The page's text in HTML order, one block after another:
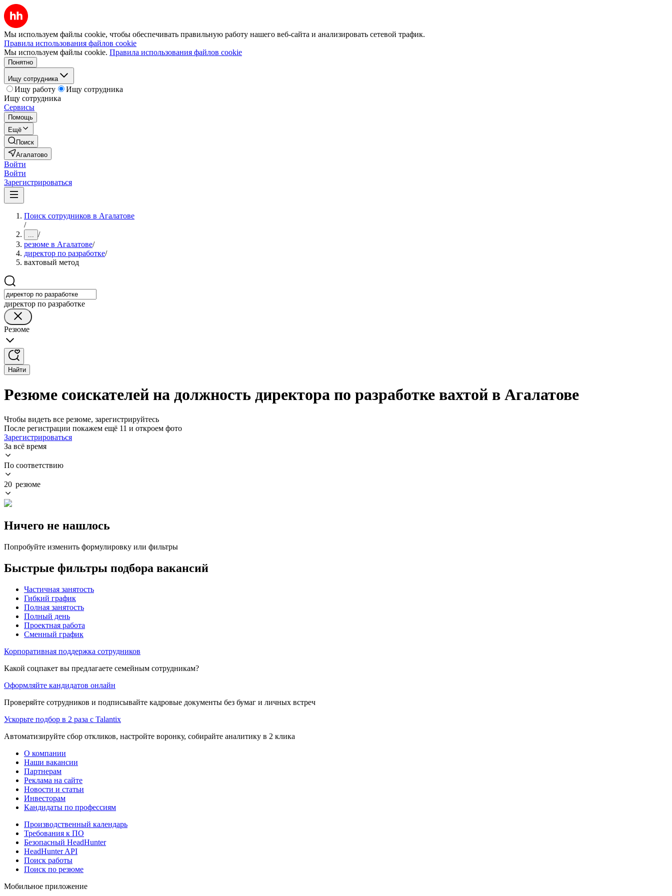
Мы используем файлы cookie, чтобы обеспечивать правильную работу нашего веб-сайта и анализировать сетевой трафик.
Правила использования файлов cookie
Мы используем файлы cookie. Правила использования файлов cookie
Понятно
Ищу сотрудника
Ищу работу
Ищу сотрудника
Ищу сотрудника
Сервисы
Помощь
Ещё
Поиск
Агалатово
Войти
Войти
Зарегистрироваться
Поиск сотрудников в Агалатове
/
... /
резюме в Агалатове/
директор по разработке/
вахтовый метод
директор по разработке
Резюме
Найти
Резюме соискателей на должность директора по разработке вахтой в Агалатове
Чтобы видеть все резюме, зарегистрируйтесь
После регистрации покажем ещё 11 и откроем фото
Зарегистрироваться
За всё время
По соответствию
20 резюме
Ничего не нашлось
Попробуйте изменить формулировку или фильтры
Быстрые фильтры подбора вакансий
Частичная занятость
Гибкий график
Полная занятость
Полный день
Проектная работа
Сменный график
Корпоративная поддержка сотрудников
Какой соцпакет вы предлагаете семейным сотрудникам?
Оформляйте кандидатов онлайн
Проверяйте сотрудников и подписывайте кадровые документы без бумаг и личных встреч
Ускорьте подбор в 2 раза с Talantix
Автоматизируйте сбор откликов, настройте воронку, собирайте аналитику в 2 клика
О компании
Наши вакансии
Партнерам
Реклама на сайте
Новости и статьи
Инвесторам
Кандидаты по профессиям
Производственный календарь
Требования к ПО
Безопасный HeadHunter
HeadHunter API
Поиск работы
Поиск по резюме
Мобильное приложение